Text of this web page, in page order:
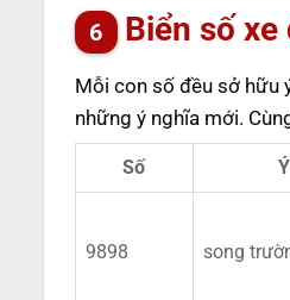
Biển số
Mỗi con số đều sở hữu
những ý nghĩa mới.
Số
9898 song